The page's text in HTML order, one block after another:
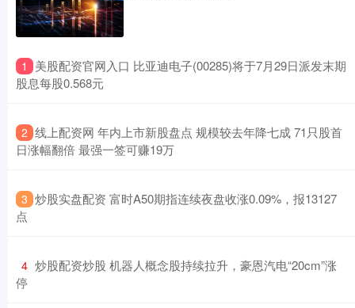
1
​美股配资官网入口 比亚迪电子(00285)将于7月29日派发末期
股息每股0.568元
2 ​线上配资网 年内上市新股盘点 规模较去年降七成 71只股首
日涨幅翻倍 最强一签可赚19万
3 ​炒股实盘配资 富时A50期指连续夜盘收涨0.09%，报13127
点
4 ​炒股配资炒股 机器人概念股持续拉升，豪恩汽电“20cm”涨
停